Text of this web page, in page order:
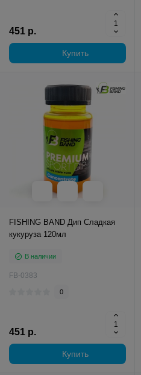
451 р.
Купить
FISHING BAND Дип Сладкая
кукуруза 120мл
В наличии
FB-0383
0
451 р.
Купить